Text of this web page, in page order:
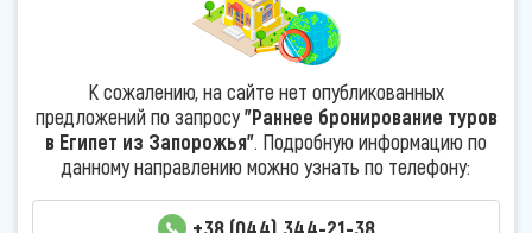
К сожалению, на сайте нет опубликованных
предложений по запросу"Раннее бронирование туров
в Египет из Запорожья". Подробную информацию по
данному направлению можно узнать по телефону: